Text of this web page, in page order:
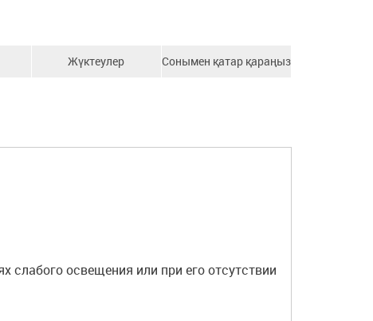
Жүктеулер Сонымен қатар қараңыз
слабого освещения или при его отсутствии